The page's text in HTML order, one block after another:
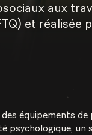
aux
et réalisée
équipements